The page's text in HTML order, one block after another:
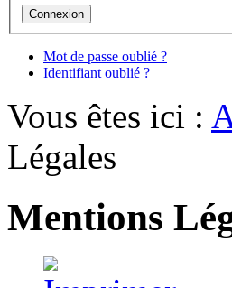
Mot de passe oublié ?
Identifiant oublié ?
Vous êtes ici :
Légales
Mentions